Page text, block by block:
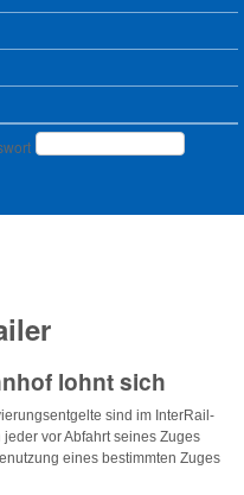
lohnt sich
sind im InterRail-
vor Abfahrt seines Zuges
eines bestimmten Zuges